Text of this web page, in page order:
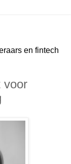
en fintech
voor